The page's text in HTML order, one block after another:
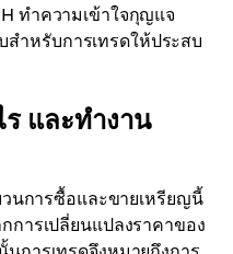
ทำความเข้าใจกุญแจ
ำหรับการเทรดให้ประสบ
ร และทำงาน
นการซื้อและขายเหรียญนี้
การเปลี่ยนแปลงราคาของ